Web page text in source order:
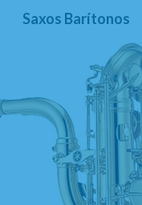
Saxos Barítonos